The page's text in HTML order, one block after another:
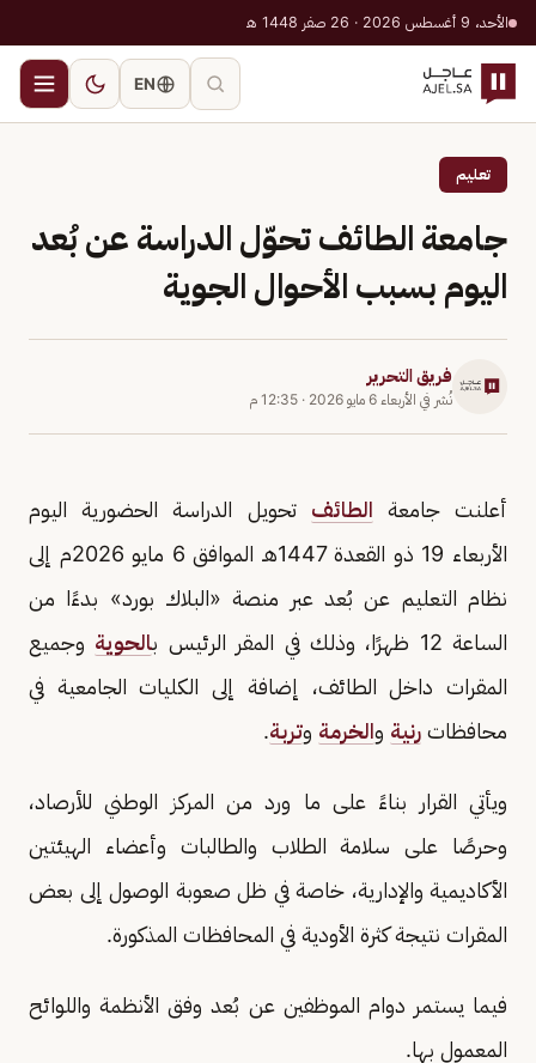
الأحد، 9 أغسطس 2026 · 26 صفر 1448 هـ
EN
تعليم
جامعة الطائف تحوّل الدراسة عن بُعد
اليوم بسبب الأحوال الجوية
فريق التحرير
نُشر في الأربعاء 6 مايو 2026 · 12:35 م
أعلنت جامعة الطائف تحويل الدراسة الحضورية اليوم
الأربعاء 19 ذو القعدة 1447هـ الموافق 6 مايو 2026م إلى
نظام التعليم عن بُعد عبر منصة «البلاك بورد» بدءًا من
الساعة 12 ظهرًا، وذلك في المقر الرئيس ب
الحوية وجميع
المقرات داخل الطائف، إضافة إلى الكليات الجامعية في
محافظات رنية والخرمة وتربة.
ويأتي القرار بناءً على ما ورد من المركز الوطني للأرصاد،
وحرصًا على سلامة الطلاب والطالبات وأعضاء الهيئتين
الأكاديمية والإدارية، خاصة في ظل صعوبة الوصول إلى بعض
المقرات نتيجة كثرة الأودية في المحافظات المذكورة.
فيما يستمر دوام الموظفين عن بُعد وفق الأنظمة واللوائح
المعمول بها.